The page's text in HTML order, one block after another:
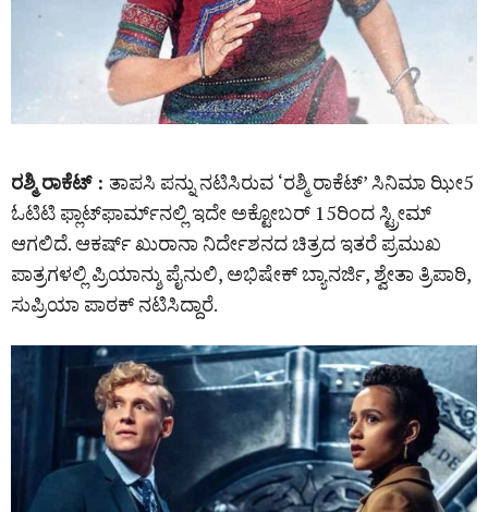
ರಶ್ಮಿ ರಾಕೆಟ್‌ : ತಾಪಸಿ ಪನ್ನು ನಟಿಸಿರುವ ‘ರಶ್ಮಿ ರಾಕೆಟ್‌’ ಸಿನಿಮಾ ಝೀ5
ಓಟಿಟಿ ಫ್ಲಾಟ್‌ಫಾರ್ಮ್‌ನಲ್ಲಿ ಇದೇ ಅಕ್ಟೋಬರ್‌ 15ರಿಂದ ಸ್ಟ್ರೀಮ್‌
ಆಗಲಿದೆ. ಆಕರ್ಷ್‌ ಖುರಾನಾ ನಿರ್ದೇಶನದ ಚಿತ್ರದ ಇತರೆ ಪ್ರಮುಖ
ಪಾತ್ರಗಳಲ್ಲಿ ಪ್ರಿಯಾನ್ಶು ಪೈನುಲಿ, ಅಭಿಷೇಕ್ ಬ್ಯಾನರ್ಜಿ, ಶ್ವೇತಾ ತ್ರಿಪಾಠಿ,
ಸುಪ್ರಿಯಾ ಪಾಠಕ್‌ ನಟಿಸಿದ್ದಾರೆ.